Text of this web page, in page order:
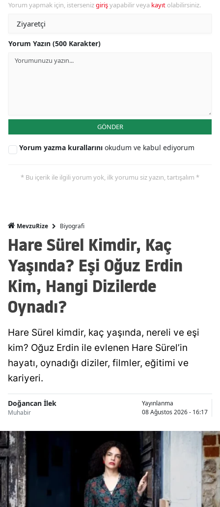
Yorum yapmak için, istersenizgirişyapabilir veya kayıt olabilirsiniz.
Yorum Yazın (500 Karakter)
GÖNDER
Yorum yazma kurallarını okudum ve kabul ediyorum
* Bu içerik ile ilgili yorum yok, ilk yorumu siz yazın, tartışalım *
MevzuRize Biyografi
Hare Sürel Kimdir, Kaç
Yaşında? Eşi Oğuz Erdin
Kim, Hangi Dizilerde
Oynadı?
Hare Sürel kimdir, kaç yaşında, nereli ve eşi
kim? Oğuz Erdin ile evlenen Hare Sürel’in
hayatı, oynadığı diziler, filmler, eğitimi ve
kariyeri.
Doğancan İlek
Muhabir
Yayınlanma
08 Ağustos 2026 - 16:17